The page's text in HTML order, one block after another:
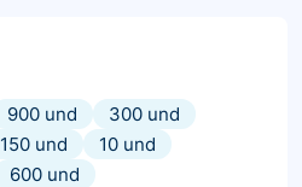
900 und
300 und
150 und
10 und
600 und